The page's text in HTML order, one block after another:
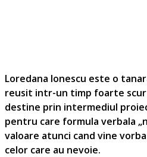
Loredana Ionescu este o
reusit intr-un timp foarte
destine prin intermediul
pentru care formula verbala
valoare atunci cand vine
celor care au nevoie.